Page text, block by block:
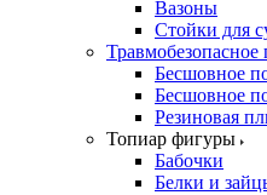
Вазоны
Стойки для
Травмобезопасное
Бесшовное
Бесшовное
Резиновая
Топиар фигуры
Бабочки
Белки и